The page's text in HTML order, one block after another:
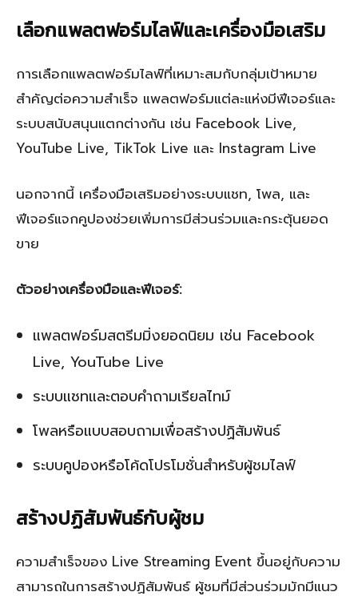
เลือกแพลตฟอร์มไลฟ์และเครื่องมือเสริม
การเลือกแพลตฟอร์มไลฟ์ที่เหมาะสมกับกลุ่มเป้าหมาย
สำคัญต่อความสำเร็จ แพลตฟอร์มแต่ละแห่งมีฟีเจอร์และ
ระบบสนับสนุนแตกต่างกัน เช่น Facebook Live,
YouTube Live, TikTok Live และ Instagram Live
นอกจากนี้ เครื่องมือเสริมอย่างระบบแชท, โพล, และ
ฟีเจอร์แจกคูปองช่วยเพิ่มการมีส่วนร่วมและกระตุ้นยอด
ขาย
ตัวอย่างเครื่องมือและฟีเจอร์:
แพลตฟอร์มสตรีมมิ่งยอดนิยม เช่น Facebook
Live, YouTube Live
ระบบแชทและตอบคำถามเรียลไทม์
โพลหรือแบบสอบถามเพื่อสร้างปฏิสัมพันธ์
ระบบคูปองหรือโค้ดโปรโมชั่นสำหรับผู้ชมไลฟ์
สร้างปฏิสัมพันธ์กับผู้ชม
ความสำเร็จของ Live Streaming Event ขึ้นอยู่กับความ
สามารถในการสร้างปฏิสัมพันธ์ ผู้ชมที่มีส่วนร่วมมักมีแนว